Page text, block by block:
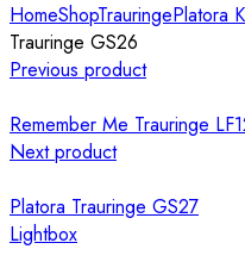
HomeShopTrauringePlatora
Trauringe GS26
Previous product
Remember Me Trauringe
Next product
Platora Trauringe GS27
Lightbox